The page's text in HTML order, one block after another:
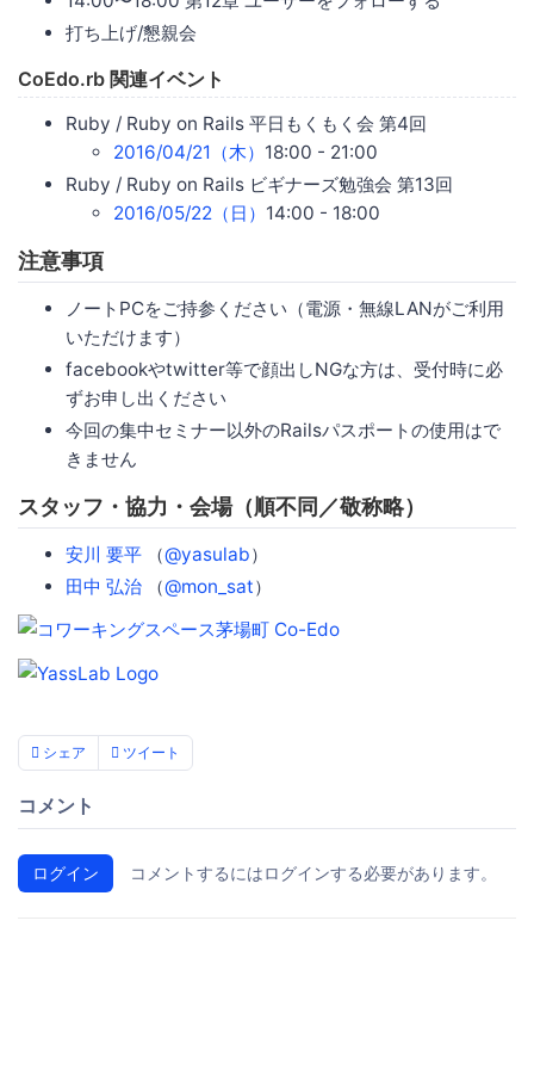
打ち上げ/懇親会
CoEdo.rb 関連イベント
Ruby / Ruby on Rails 平日もくもく会 第4回
2016/04/21（木） 18:00 - 21:00
Ruby / Ruby on Rails ビギナーズ勉強会 第13回
2016/05/22（日） 14:00 - 18:00
注意事項
ノートPCをご持参ください（電源・無線LANがご利用
いただけます）
facebookやtwitter等で顔出しNGな方は、受付時に必
ずお申し出ください
今回の集中セミナー以外のRailsパスポートの使用はで
きません
スタッフ・協力・会場（順不同／敬称略）
安川 要平 （@yasulab）
田中 弘治 （@mon_sat）
シェア ツイート
コメント
ログイン コメントするにはログインする必要があります。